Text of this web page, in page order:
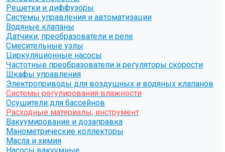
Решетки и диффузоры
Системы управления и автоматизации
Водяные клапаны
Датчики, преобразователи и реле
Смесительные узлы
Циркуляционные насосы
Частотные преобразователи и регуляторы скорости
Шкафы управления
Электроприводы для воздушных и водяных клапанов
Системы регулирования влажности
Осушители для бассейнов
Расходные материалы, инструмент
Вакуумирование и дозаправка
Манометрические коллекторы
Масла и химия